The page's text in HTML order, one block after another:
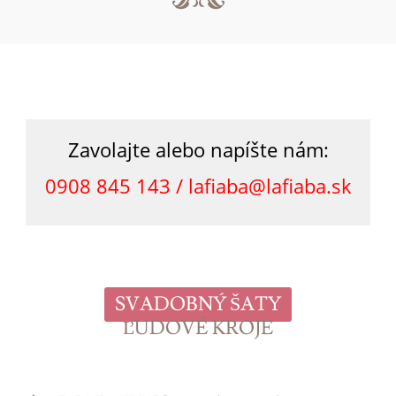
Zavolajte alebo napíšte nám:
0908 845 143 / lafiaba@lafiaba.sk
SVADOBNÝ ŠATY
ĽUDOVÉ KROJE